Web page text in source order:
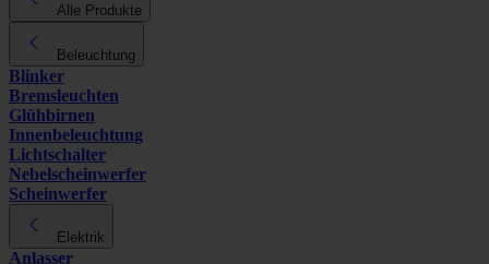
Alle Produkte
Beleuchtung
Blinker
Bremsleuchten
Glühbirnen
Innenbeleuchtung
Lichtschalter
Nebelscheinwerfer
Scheinwerfer
Elektrik
Anlasser